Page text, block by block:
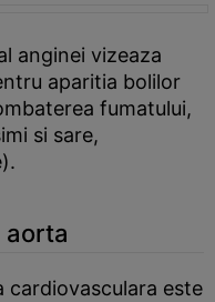
anginei vizeaza
aparitia bolilor
fumatului,
si sare,
aorta
cardiovasculara este